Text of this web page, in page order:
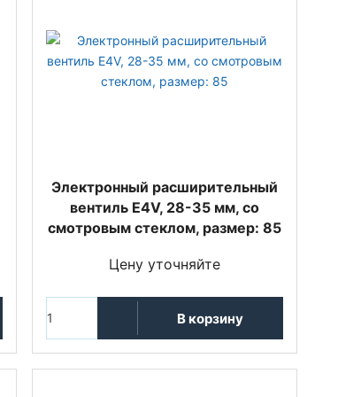
Электронный расширительный
вентиль E4V, 28-35 мм, со
смотровым стеклом, размер: 85
Цену уточняйте
В корзину